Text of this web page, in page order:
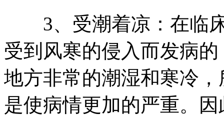
3、受潮着凉：在临床
受到风寒的侵入而发病
地方非常的潮湿和寒冷
是使病情更加的严重。